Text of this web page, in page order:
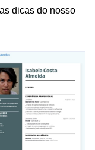
dicas do nosso